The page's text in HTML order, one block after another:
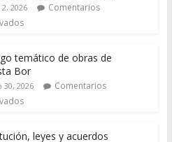
2026
Comentarios
temático de obras de
Bor
30, 2026
Comentarios
leyes y acuerdos